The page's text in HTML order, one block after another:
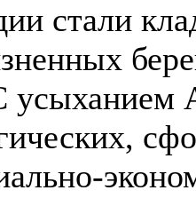
стали
усыханием